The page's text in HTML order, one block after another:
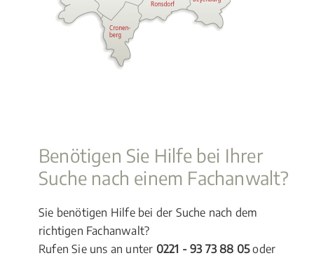
Benötigen Sie Hilfe bei Ihrer
Suche nach einem Fachanwalt?
Sie benötigen Hilfe bei der Suche nach dem
richtigen Fachanwalt?
Rufen Sie uns an unter 0221 - 93 73 88 05oder